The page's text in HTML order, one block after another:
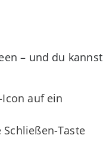
– und du kannst
auf ein
Taste